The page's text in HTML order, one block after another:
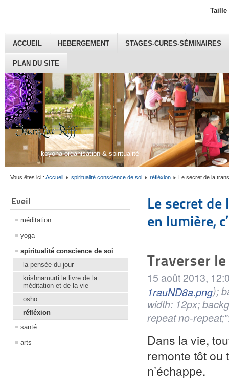
keyoha organisation & spiritualité
ACCUEIL HEBERGEMENT STAGES-CURES-SÉMINAIRES
PLAN DU SITE
Taille
Vous êtes ici : Accueil spiritualité conscience de soi réfléxion Le secret de la
Eveil
méditation
yoga
spiritualité conscience de soi
la pensée du jour
krishnamurti le livre de la
méditation et de la vie
osho
réfléxion
santé
arts
Le secret
en lumière,
Traverser
15 août 2013,
1rauND8a.png);
width: 12px;
repeat no-
Dans la vie,
remonte tôt ou
n’échappe.